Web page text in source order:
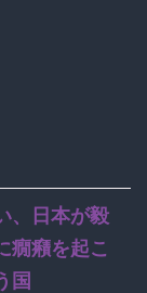
、日本が毅
癇癪を起こ
国